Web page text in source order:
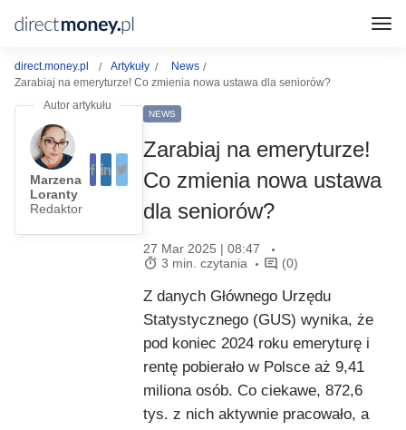
direct.money.pl Artykuły
News
Zarabiaj na emeryturze! Co zmienia nowa ustawa dla seniorów?
Marzena
Loranty
Redaktor
NEWS
Zarabiaj na emeryturze!
Co zmienia nowa ustawa
dla seniorów?
27 Mar 2025 | 08:47
3 min. czytania
(0)
Z danych Głównego Urzędu
Statystycznego (GUS) wynika, że
pod koniec 2024 roku emeryturę i
rentę pobierało w Polsce aż 9,41
miliona osób. Co ciekawe, 872,6
tys. z nich aktywnie pracowało, a